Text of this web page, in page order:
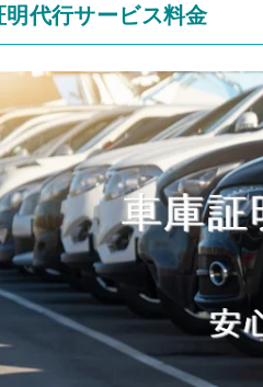
明代行サービス料金